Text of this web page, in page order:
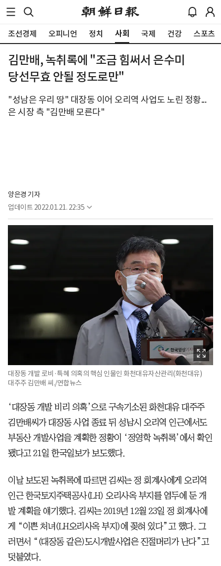
조선경제 오피니언 정치 사회 국제 건강 스포츠
김만배, 녹취록에 "조금 힘써서 은수미
당선무효 안될 정도로만"
"성남은 우리 땅" 대장동 이어 오리역 사업도 노린 정황...
은 시장 측 "김만배 모른다"
양은경 기자
업데이트 2022.01.21. 22:35
대장동 개발 로비·특혜 의혹의 핵심 인물인 화천대유자산관리(화천대유)
대주주 김만배 씨./연합뉴스
‘대장동 개발 비리 의혹’으로 구속기소된 화천대유 대주주
김만배씨가 대장동 사업 종료 뒤 성남시 오리역 인근에서도
부동산 개발사업을 계획한 정황이 ‘정영학 녹취록’에서 확인
됐다고 21일 한국일보가 보도했다.
이날 보도된 녹취록에 따르면 김씨는 정 회계사에게 오리역
인근 한국토지주택공사(LH) 오리사옥 부지를 염두에 둔 개
발 계획을 얘기했다. 김씨는 2019년 12월 23일 정 회계사에
게 “이쁜 처녀(LH오리사옥 부지)에 꽂혀 있다”고 했다. 그
러면서 “(대장동 같은)도시개발사업은 진절머리가 난다”고
덧붙였다.